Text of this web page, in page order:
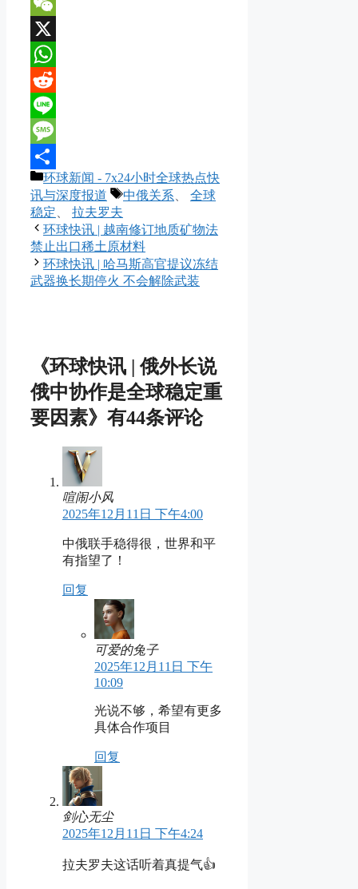
VK
WeChat
X
WhatsApp
Reddit
Line
Message
分
享
分
类
环球新闻 - 7x24小时全球热点快
讯与深度报道
标
中俄关系
全球
稳定
拉夫罗夫
环球快讯 | 越南修订地质矿物法
禁止出口稀土原材料
环球快讯 | 哈马斯高官提议冻结
武器换长期停火 不会解除武装
《环球快讯 | 俄外长说
俄中协作是全球稳定重
要因素》有44条评论
喧闹小风
2025年12月11日 下午4:00
中俄联手稳得很，世界和平
有指望了！
回复
可爱的兔子
2025年12月11日 下午
10:09
光说不够，希望有更多
具体合作项目
回复
剑心无尘
2025年12月11日 下午4:24
拉夫罗夫这话听着真提气👍